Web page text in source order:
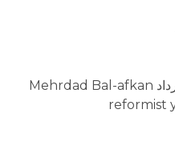
جوانان اصلاحطلب بال افکن مهرداد Mehrdad Bal-afkan
reformist